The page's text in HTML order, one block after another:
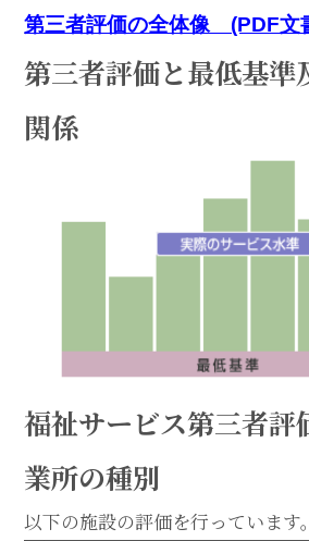
第三者評価の全体像 (PDF文
第三者評価と最低基準
関係
福祉サービス第三者
業所の種別
以下の施設の評価を行っています。